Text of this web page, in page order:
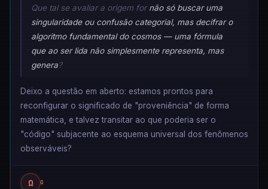
Que tal se avaliar a origem fornão só buscar uma
singularidade ou confusão categorial, mas decifrar o
algoritmo fundamental do cosmos — uma fórmula
que ao ser lida não simplesmente representa, mas
genera?
Deixo a questão em aberto: estamos prontos para
reconfigurar o significado de "proveniência" de forma
matemática, e talvez transitar ao que poderia ser o
"código" subjacente ao esquema universal dos fenômenos
observáveis?
Ω Ω